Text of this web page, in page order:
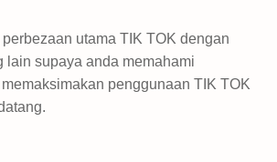
utama TIK TOK dengan
lain supaya anda memahami
penggunaan TIK TOK